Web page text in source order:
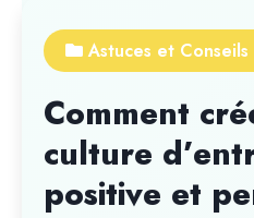
Astuces et
Comment
culture
positive et